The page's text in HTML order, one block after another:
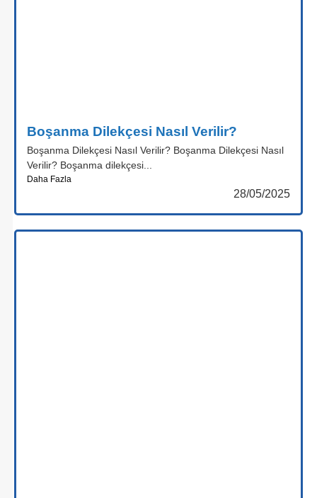
Boşanma Dilekçesi Nasıl Verilir?
Boşanma Dilekçesi Nasıl Verilir? Boşanma Dilekçesi Nasıl
Verilir? Boşanma dilekçesi...
Daha Fazla
28/05/2025